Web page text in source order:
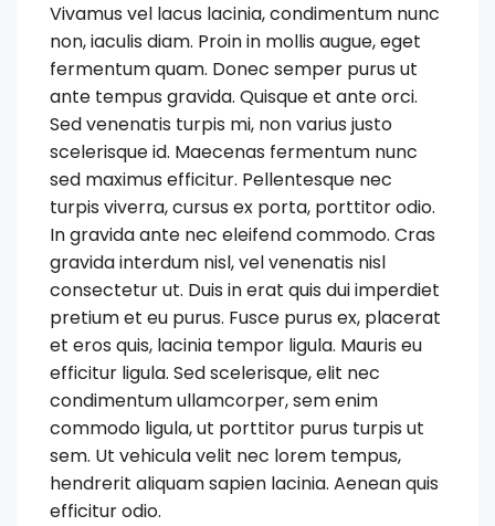
Vivamus vel lacus lacinia, condimentum nunc
non, iaculis diam. Proin in mollis augue, eget
fermentum quam. Donec semper purus ut
ante tempus gravida. Quisque et ante orci.
Sed venenatis turpis mi, non varius justo
scelerisque id. Maecenas fermentum nunc
sed maximus efficitur. Pellentesque nec
turpis viverra, cursus ex porta, porttitor odio.
In gravida ante nec eleifend commodo. Cras
gravida interdum nisl, vel venenatis nisl
consectetur ut. Duis in erat quis dui imperdiet
pretium et eu purus. Fusce purus ex, placerat
et eros quis, lacinia tempor ligula. Mauris eu
efficitur ligula. Sed scelerisque, elit nec
condimentum ullamcorper, sem enim
commodo ligula, ut porttitor purus turpis ut
sem. Ut vehicula velit nec lorem tempus,
hendrerit aliquam sapien lacinia. Aenean quis
efficitur odio.